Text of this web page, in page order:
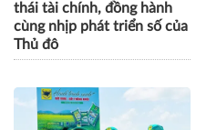
thái tài chính, đồng hành
cùng nhịp phát triển số của
Thủ đô